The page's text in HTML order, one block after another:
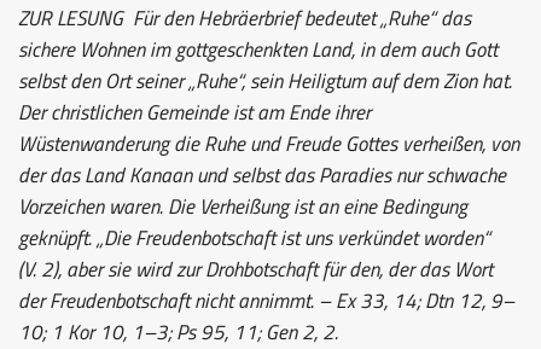
ZUR LESUNGFür den Hebräerbrief bedeutet „Ruhe“ das
sichere Wohnen im gottgeschenkten Land, in dem auch Gott
selbst den Ort seiner „Ruhe“, sein Heiligtum auf dem Zion hat.
Der christlichen Gemeinde ist am Ende ihrer
Wüstenwanderung die Ruhe und Freude Gottes verheißen, von
der das Land Kanaan und selbst das Paradies nur schwache
Vorzeichen waren. Die Verheißung ist an eine Bedingung
geknüpft. „Die Freudenbotschaft ist uns verkündet worden“
(V. 2), aber sie wird zur Drohbotschaft für den, der das Wort
der Freudenbotschaft nicht annimmt. – Ex 33, 14; Dtn 12, 9–
10; 1 Kor 10, 1–3; Ps 95, 11; Gen 2, 2.